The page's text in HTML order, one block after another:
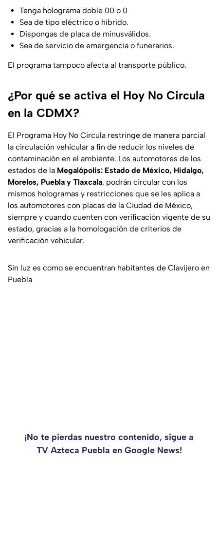
Tenga holograma doble 00 o 0
Sea de tipo eléctrico o híbrido.
Dispongas de placa de minusválidos.
Sea de servicio de emergencia o funerarios.
El programa tampoco afecta al transporte público.
¿Por qué se activa el Hoy No Circula
en la CDMX?
El Programa Hoy No Circula restringe de manera parcial
la circulación vehicular a fin de reducir los niveles de
contaminación en el ambiente. Los automotores de los
estados de la Megalópolis: Estado de México, Hidalgo,
Morelos, Puebla y Tlaxcala, podrán circular con los
mismos hologramas y restricciones que se les aplica a
los automotores con placas de la Ciudad de México,
siempre y cuando cuenten con verificación vigente de su
estado, gracias a la homologación de criterios de
verificación vehicular.
Sin luz es como se encuentran habitantes de Clavijero en
Puebla
¡No te pierdas nuestro contenido, sigue a
TV Azteca Puebla en Google News!